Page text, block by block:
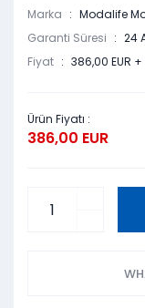
Marka
Modalife
Garanti Süresi
24
Fiyat
386,00 EUR +
Ürün Fiyatı :
386,00 EUR